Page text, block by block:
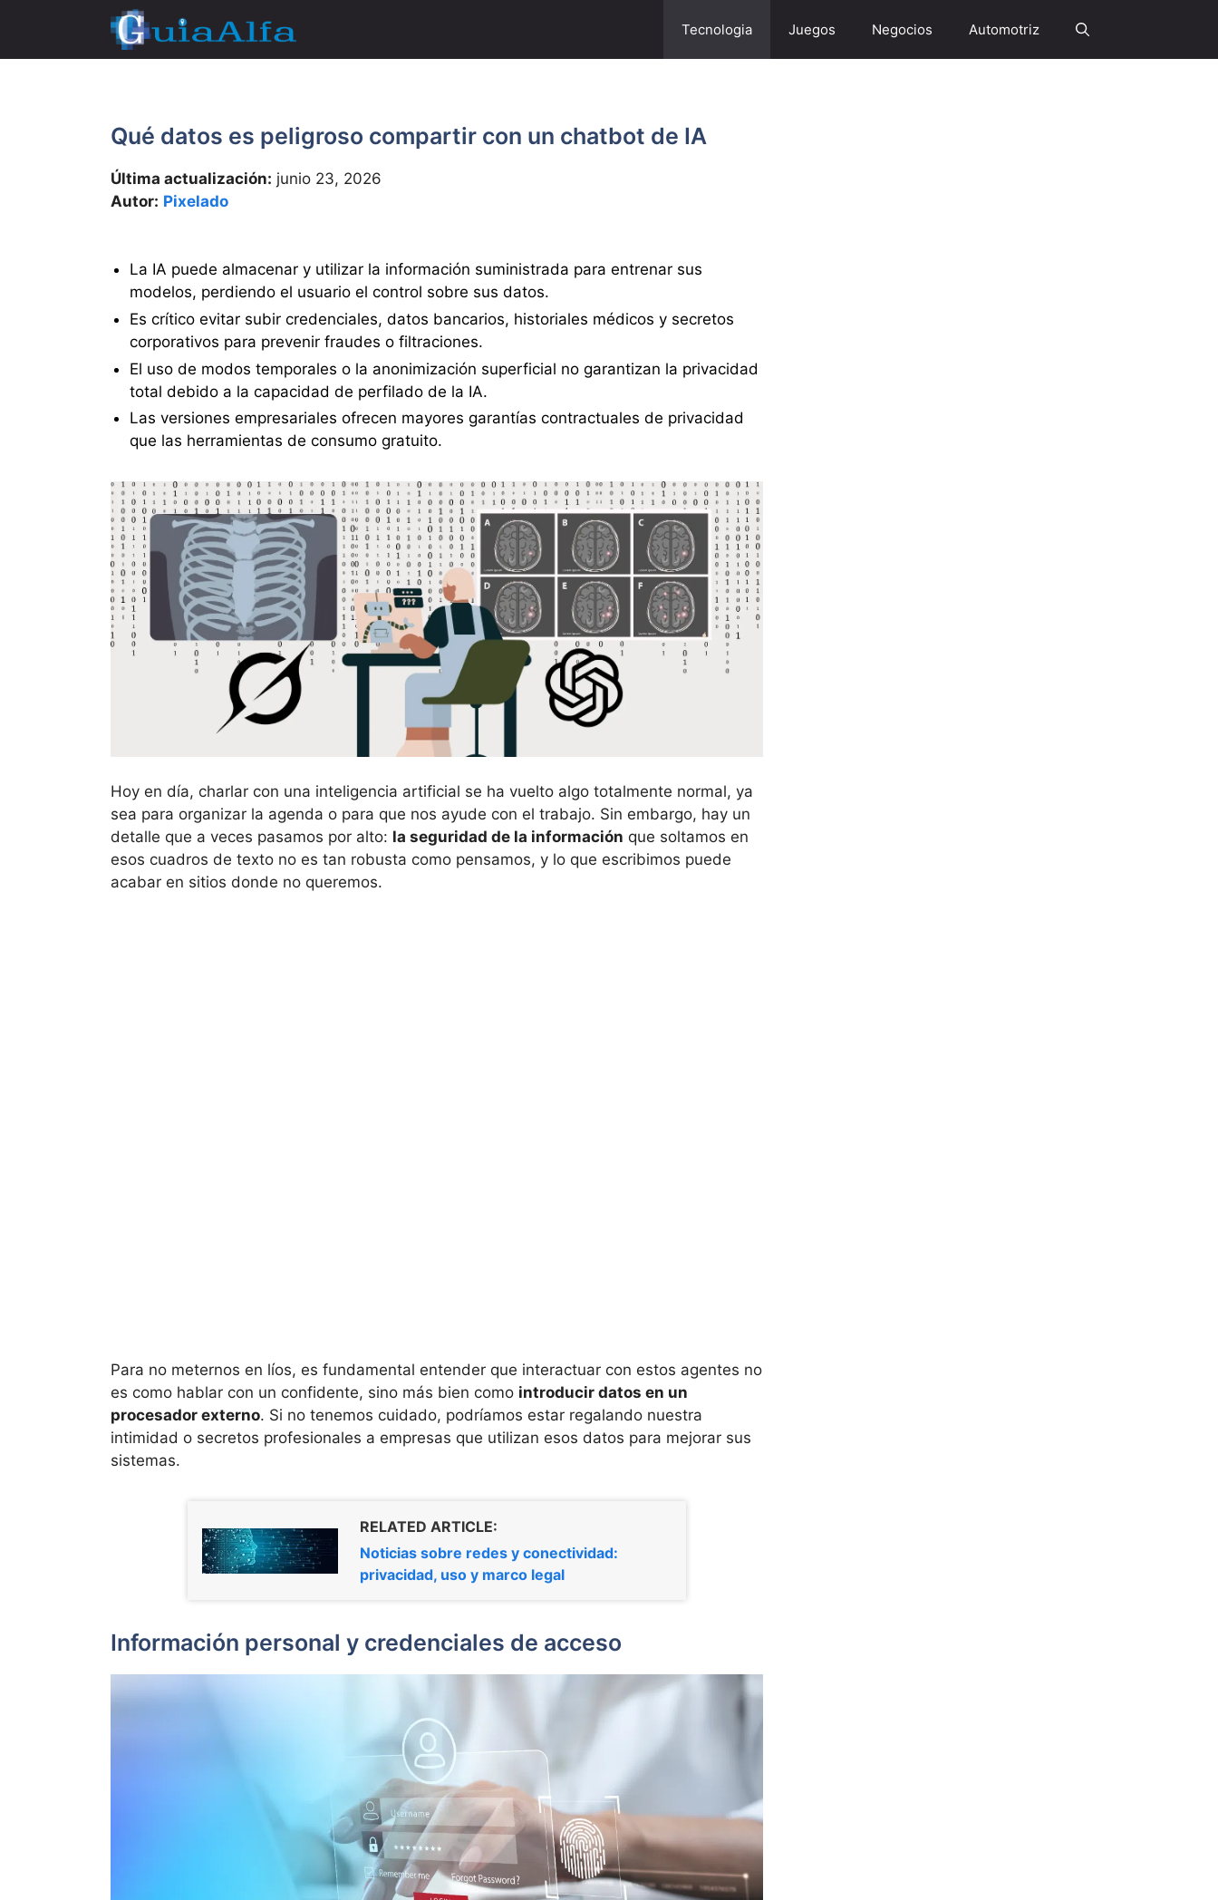
contenido
Tecnologia Juegos Negocios Automotriz
Qué datos es peligroso compartir con un chatbot de IA
Última actualización: junio 23, 2026
Autor: Pixelado
La IA puede almacenar y utilizar la información suministrada para entrenar sus
modelos, perdiendo el usuario el control sobre sus datos.
Es crítico evitar subir credenciales, datos bancarios, historiales médicos y secretos
corporativos para prevenir fraudes o filtraciones.
El uso de modos temporales o la anonimización superficial no garantizan la privacidad
total debido a la capacidad de perfilado de la IA.
Las versiones empresariales ofrecen mayores garantías contractuales de privacidad
que las herramientas de consumo gratuito.
Hoy en día, charlar con una inteligencia artificial se ha vuelto algo totalmente normal, ya
sea para organizar la agenda o para que nos ayude con el trabajo. Sin embargo, hay un
detalle que a veces pasamos por alto: la seguridad de la información que soltamos en
esos cuadros de texto no es tan robusta como pensamos, y lo que escribimos puede
acabar en sitios donde no queremos.
Para no meternos en líos, es fundamental entender que interactuar con estos agentes no
es como hablar con un confidente, sino más bien como introducir datos en un
procesador externo. Si no tenemos cuidado, podríamos estar regalando nuestra
intimidad o secretos profesionales a empresas que utilizan esos datos para mejorar sus
sistemas.
RELATED ARTICLE:
Noticias sobre redes y conectividad:
privacidad, uso y marco legal
Información personal y credenciales de acceso